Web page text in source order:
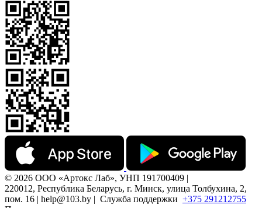
© 2026 ООО «Артокс Лаб», УНП 191700409 |
220012, Республика Беларусь, г. Минск, улица Толбухина, 2,
пом. 16 | help@103.by | Служба поддержки +375 291212755